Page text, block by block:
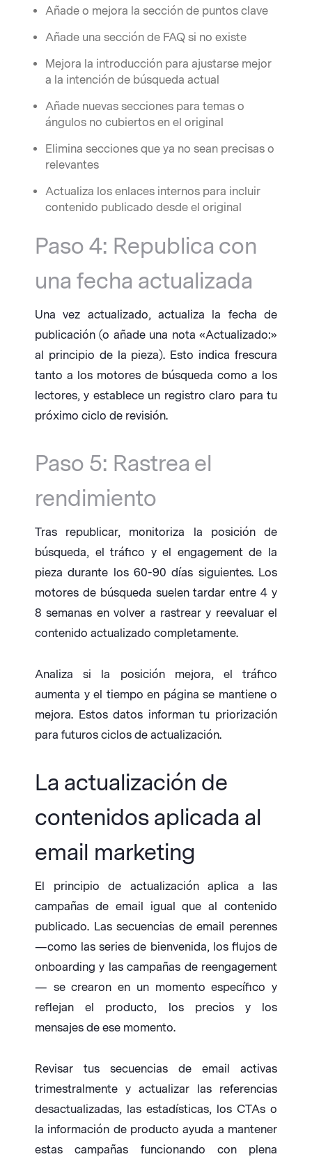
Añade o mejora la sección de puntos clave
Añade una sección de FAQ si no existe
Mejora la introducción para ajustarse mejor
a la intención de búsqueda actual
Añade nuevas secciones para temas o
ángulos no cubiertos en el original
Elimina secciones que ya no sean precisas o
relevantes
Actualiza los enlaces internos para incluir
contenido publicado desde el original
Paso 4: Republica con
una fecha actualizada
Una vez actualizado, actualiza la fecha de
publicación (o añade una nota «Actualizado:»
al principio de la pieza). Esto indica frescura
tanto a los motores de búsqueda como a los
lectores, y establece un registro claro para tu
próximo ciclo de revisión.
Paso 5: Rastrea el
rendimiento
Tras republicar, monitoriza la posición de
búsqueda, el tráfico y el engagement de la
pieza durante los 60-90 días siguientes. Los
motores de búsqueda suelen tardar entre 4 y
8 semanas en volver a rastrear y reevaluar el
contenido actualizado completamente.
Analiza si la posición mejora, el tráfico
aumenta y el tiempo en página se mantiene o
mejora. Estos datos informan tu priorización
para futuros ciclos de actualización.
La actualización de
contenidos aplicada al
email marketing
El principio de actualización aplica a las
campañas de email igual que al contenido
publicado. Las secuencias de email perennes
—como las series de bienvenida, los flujos de
onboarding y las campañas de reengagement
— se crearon en un momento específico y
reflejan el producto, los precios y los
mensajes de ese momento.
Revisar tus secuencias de email activas
trimestralmente y actualizar las referencias
desactualizadas, las estadísticas, los CTAs o
la información de producto ayuda a mantener
estas campañas funcionando con plena